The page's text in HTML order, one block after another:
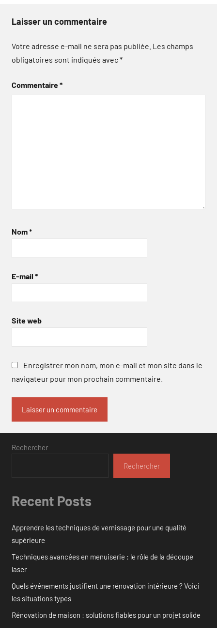
Laisser un commentaire
Votre adresse e-mail ne sera pas publiée. Les champs
obligatoires sont indiqués avec*
Commentaire*
Nom*
E-mail *
Site web
Enregistrer mon nom, mon e-mail et mon site dans le
navigateur pour mon prochain commentaire.
Rechercher
Rechercher
Recent Posts
Apprendre les techniques de vernissage pour une qualité
supérieure
Techniques avancées en menuiserie : le rôle de la découpe
laser
Quels événements justifient une rénovation intérieure ? Voici
les situations types
Rénovation de maison : solutions fiables pour un projet solide